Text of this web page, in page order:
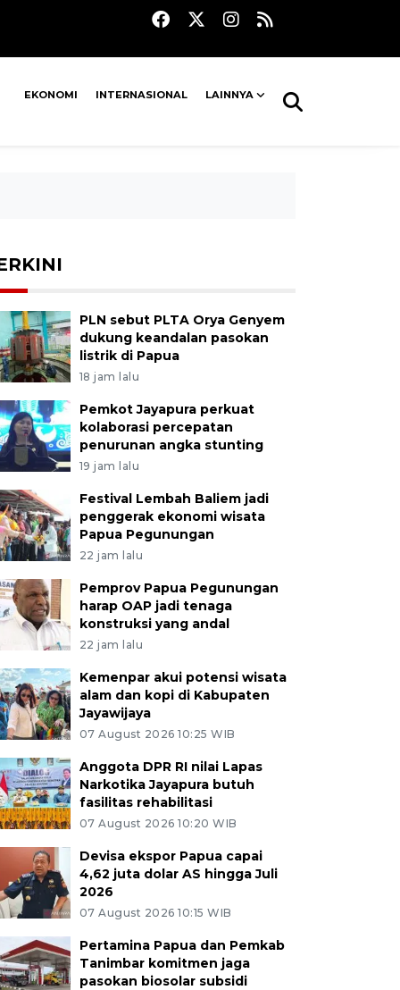
EKONOMI INTERNASIONAL LAINNYA
PLN sebut PLTA Orya Genyem
dukung keandalan pasokan
listrik di Papua
18 jam lalu
Pemkot Jayapura perkuat
kolaborasi percepatan
penurunan angka stunting
19 jam lalu
Festival Lembah Baliem jadi
penggerak ekonomi wisata
Papua Pegunungan
22 jam lalu
Pemprov Papua Pegunungan
harap OAP jadi tenaga
konstruksi yang andal
22 jam lalu
Kemenpar akui potensi wisata
alam dan kopi di Kabupaten
Jayawijaya
07 August 2026 10:25 WIB
Anggota DPR RI nilai Lapas
Narkotika Jayapura butuh
fasilitas rehabilitasi
07 August 2026 10:20 WIB
Devisa ekspor Papua capai
4,62 juta dolar AS hingga Juli
2026
07 August 2026 10:15 WIB
Pertamina Papua dan Pemkab
Tanimbar komitmen jaga
pasokan biosolar subsidi